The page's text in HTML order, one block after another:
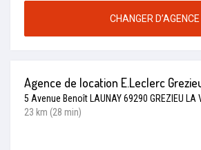
CHANGER D’AGENCE
Agence de location E.Leclerc
5 Avenue Benoît LAUNAY 69290 GREZIEU LA
23 km (28 min)